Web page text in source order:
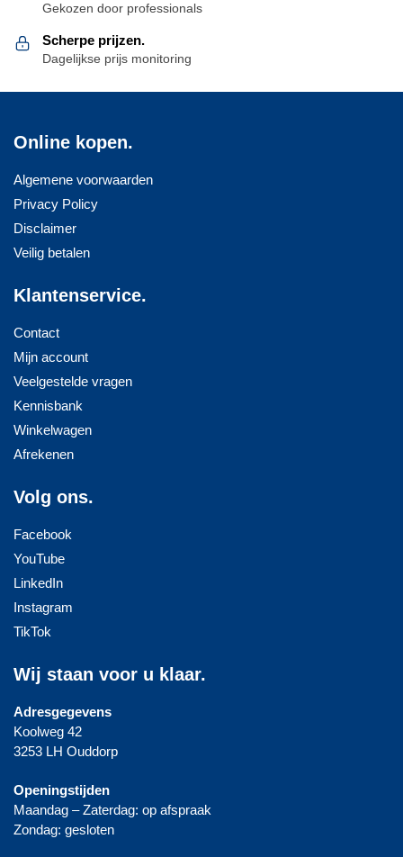
Gekozen door professionals
Scherpe prijzen.
Dagelijkse prijs monitoring
Online kopen.
Algemene voorwaarden
Privacy Policy
Disclaimer
Veilig betalen
Klantenservice.
Contact
Mijn account
Veelgestelde vragen
Kennisbank
Winkelwagen
Afrekenen
Volg ons.
Facebook
YouTube
LinkedIn
Instagram
TikTok
Wij staan voor u klaar.
Adresgegevens
Koolweg 42
3253 LH Ouddorp
Openingstijden
Maandag – Zaterdag: op afspraak
Zondag: gesloten